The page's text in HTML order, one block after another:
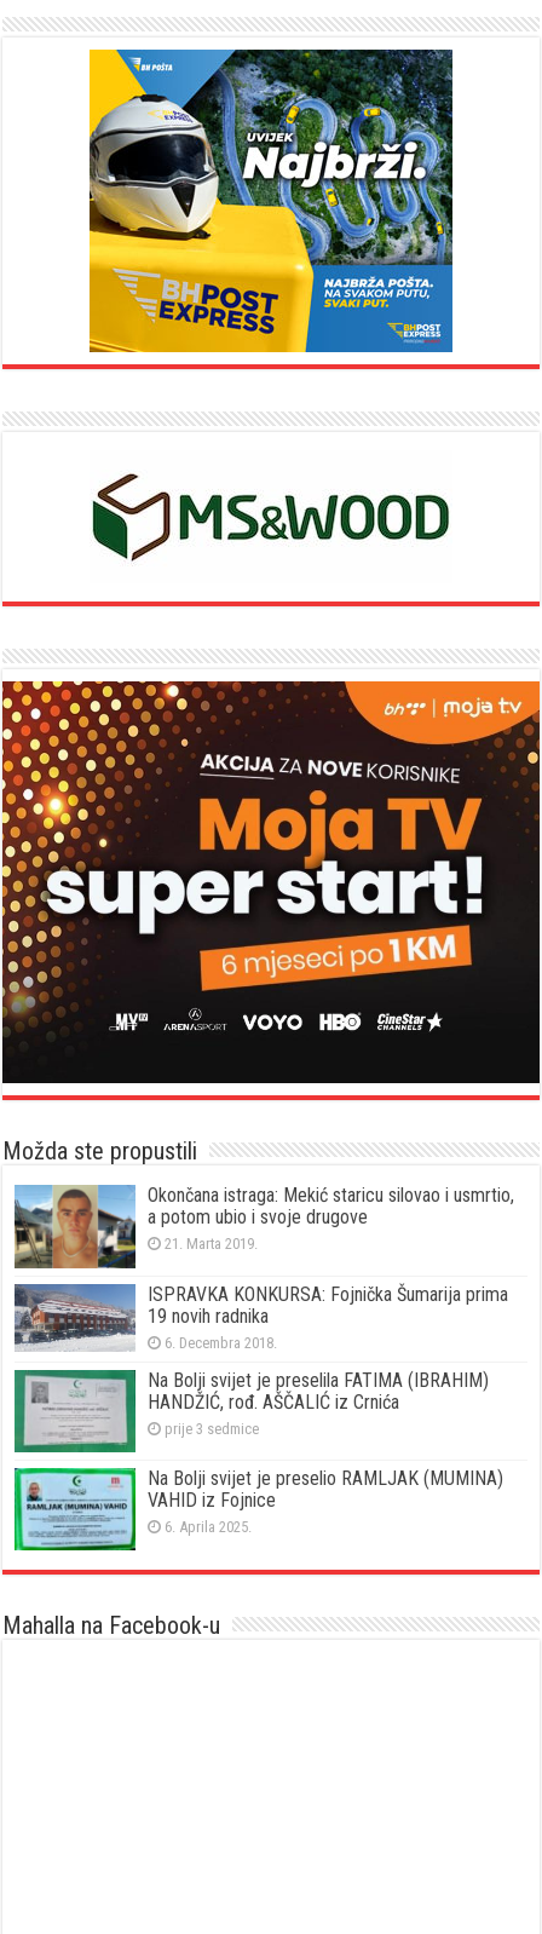
Možda ste propustili
Okončana istraga: Mekić staricu silovao i usmrtio,
a potom ubio i svoje drugove
21. Marta 2019.
ISPRAVKA KONKURSA: Fojnička Šumarija prima
19 novih radnika
6. Decembra 2018.
Na Bolji svijet je preselila FATIMA (IBRAHIM)
HANDŽIĆ, rođ. AŠČALIĆ iz Crnića
prije 3 sedmice
Na Bolji svijet je preselio RAMLJAK (MUMINA)
VAHID iz Fojnice
6. Aprila 2025.
Mahalla na Facebook-u